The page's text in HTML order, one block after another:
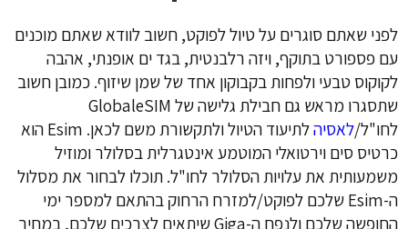
לפני שאתם סוגרים על טיול לפוקט, חשוב לוודא שאתם מוכנים
עם פספורט בתוקף, ויזה רלבנטית, בגד ים אופנתי, אהבה
לקוקוס טבעי ולפחות בקבוקון אחד של שמן שיזוף. כמובן חשוב
שתסגרו מראש גם חבילת גלישה של GlobaleSIM
לחו"ל/לאסיה
לתיעוד הטיול ולתקשורת משם לכאן. Esim הוא
כרטיס סים וירטואלי המוטמע אינטגרלית בסלולר ומוזיל
משמעותית את עלויות הסלולר לחו"ל. תוכלו לבחור את מסלול
ה-Esim שלכם לפוקט/למזרח הרחוק בהתאם למספר ימי
החופשה שלכם ולנפח ה-Giga שיתאים לצרכים שלכם, במחיר